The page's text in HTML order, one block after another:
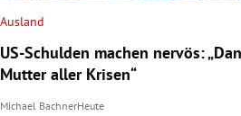
Ausland
US-Schulden machen nervös:
Mutter aller Krisen“
Michael BachnerHeute